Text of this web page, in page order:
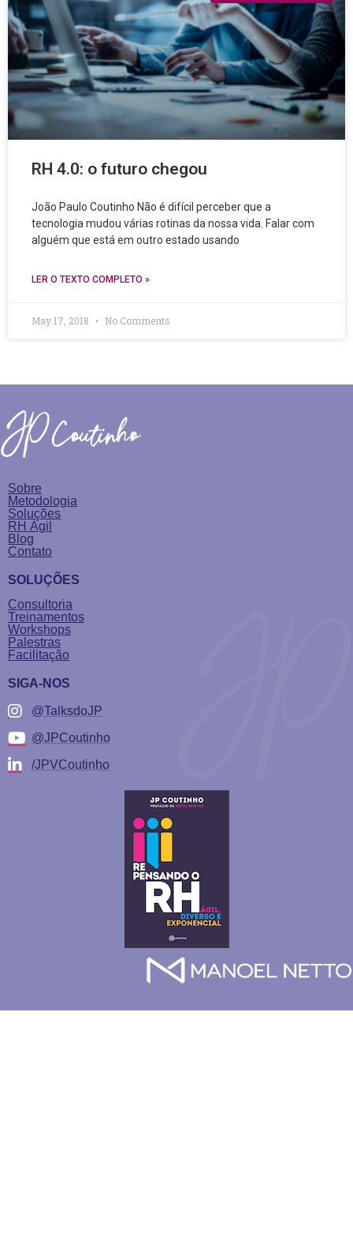
RH 4.0: o futuro chegou
João Paulo Coutinho Não é difícil perceber que a
tecnologia mudou várias rotinas da nossa vida. Falar com
alguém que está em outro estado usando
LER O TEXTO COMPLETO »
May 17, 2018 No Comments
Sobre
Metodologia
Soluções
RH Ágil
Blog
Contato
SOLUÇÕES
Consultoria
Treinamentos
Workshops
Palestras
Facilitação
SIGA-NOS
@TalksdoJP
@JPCoutinho
/JPVCoutinho